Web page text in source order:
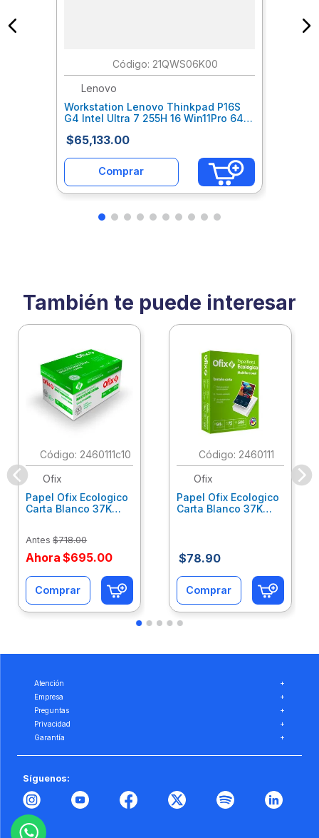
: 21QWS06K00
Lenovo
Workstation Lenovo Thinkpad P16S
G4 Intel Ultra 7 255H 16 Win11Pro 64
Lnhworab107
$65,133.00
Comprar
También te puede interesar
: 2460111c10
Ofix
Papel Ofix Ecologico
Carta Blanco 37K
Antes $718.00
Ahora $695.00
Comprar
: 2460111
Ofix
Papel Ofix Ecologico
Carta Blanco 37K
$78.90
Comprar
Atención
+
Empresa
+
Preguntas
+
Privacidad
+
Garantía
+
Síguenos: